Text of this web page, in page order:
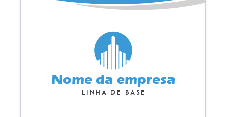
Nome da empresa
Linha de base